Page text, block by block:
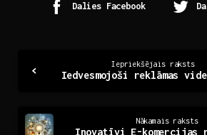
Dalies Facebook
Reading
Iepriekšējais raksts
Nākamais raksts